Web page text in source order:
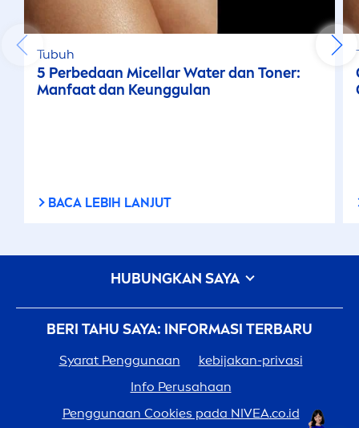
Tubuh
5 Perbedaan Micellar Water dan Toner:
Manfaat dan Keunggulan
BACA LEBIH LANJUT
BERI TAHU SAYA: INFORMASI TERBARU
Syarat Penggunaan
kebijakan-privasi
Info Perusahaan
Penggunaan Cookies pada NIVEA.co.id
HUBUNGKAN SAYA